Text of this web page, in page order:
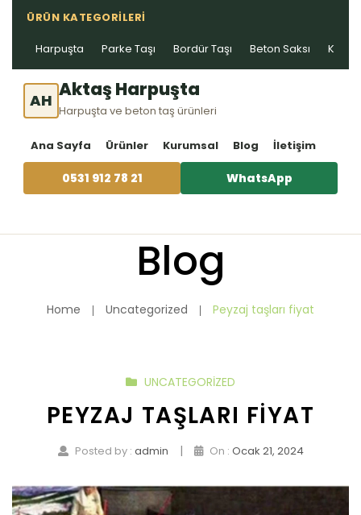
ÜRÜN KATEGORILERI
Harpuşta Parke Taşı Bordür Taşı Beton Saksı Kablo
AH Aktaş Harpuşta
Harpuşta ve beton taş ürünleri
Ana Sayfa Ürünler Kurumsal Blog İletişim
0531 912 78 21 WhatsApp
Blog
Home Uncategorized Peyzaj taşları fiyat
UNCATEGORIZED
PEYZAJ TAŞLARI FIYAT
Posted by : admin | On : Ocak 21, 2024